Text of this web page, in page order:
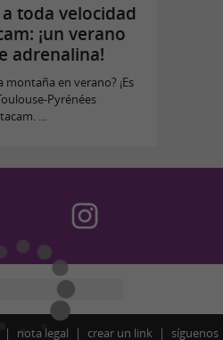
toda velocidad
¡un verano
adrenalina!
montaña en verano? ¡Es
Pyrénées
...
nota legal crear un link síguenos